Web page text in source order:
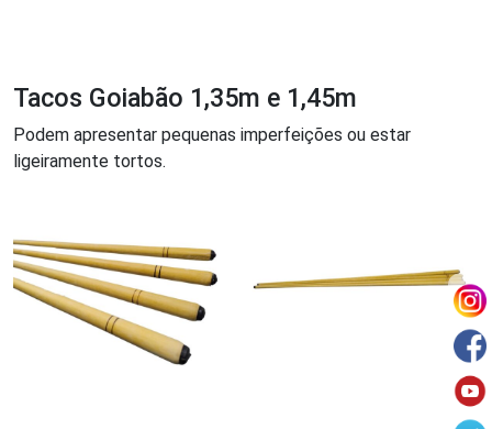
Tacos Goiabão 1,35m e 1,45m
Podem apresentar pequenas imperfeições ou estar
ligeiramente tortos.